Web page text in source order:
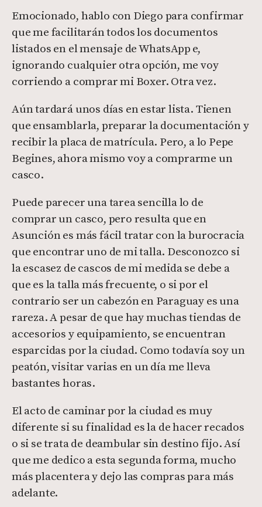
Emocionado, hablo con Diego para confirmar
que me facilitarán todos los documentos
listados en el mensaje de WhatsApp e,
ignorando cualquier otra opción, me voy
corriendo a comprar mi Boxer. Otra vez.
Aún tardará unos días en estar lista. Tienen
que ensamblarla, preparar la documentación y
recibir la placa de matrícula. Pero, a lo Pepe
Begines, ahora mismo voy a comprarme un
casco.
Puede parecer una tarea sencilla lo de
comprar un casco, pero resulta que en
Asunción es más fácil tratar con la burocracia
que encontrar uno de mi talla. Desconozco si
la escasez de cascos de mi medida se debe a
que es la talla más frecuente, o si por el
contrario ser un cabezón en Paraguay es una
rareza. A pesar de que hay muchas tiendas de
accesorios y equipamiento, se encuentran
esparcidas por la ciudad. Como todavía soy un
peatón, visitar varias en un día me lleva
bastantes horas.
El acto de caminar por la ciudad es muy
diferente si su finalidad es la de hacer recados
o si se trata de deambular sin destino fijo. Así
que me dedico a esta segunda forma, mucho
más placentera y dejo las compras para más
adelante.